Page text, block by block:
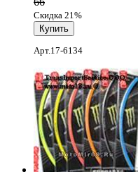
Скидка 21%
Арт.17-6134